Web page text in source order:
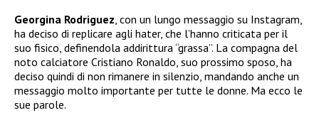
Georgina Rodriguez, con un lungo messaggio su Instagram,
ha deciso di replicare agli hater, che l’hanno criticata per il
suo fisico, definendola addirittura “grassa”. La compagna del
noto calciatore Cristiano Ronaldo, suo prossimo sposo, ha
deciso quindi di non rimanere in silenzio, mandando anche un
messaggio molto importante per tutte le donne. Ma ecco le
sue parole.